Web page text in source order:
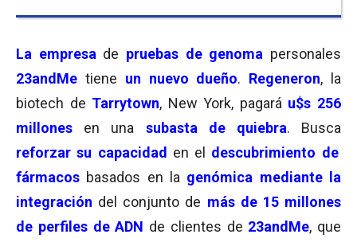
La empresa de pruebas de genoma personales
23andMe tiene un nuevo dueño. Regeneron, la
biotech de Tarrytown, New York, pagará u$s 256
millones
en una subasta de quiebra. Busca
reforzar su capacidad en el
descubrimiento de
fármacos basados en la genómica mediante la
integración del conjunto de más de 15 millones
de perfiles de ADN de clientes de 23andMe, que